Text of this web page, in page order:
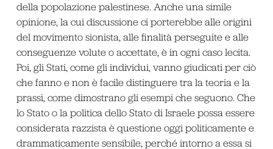
della popolazione palestinese. Anche una simile
opinione, la cui discussione ci porterebbe alle origini
del movimento sionista, alle finalità perseguite e alle
conseguenze volute o accettate, è in ogni caso lecita.
Poi, gli Stati, come gli individui, vanno giudicati per ciò
che fanno e non è facile distinguere tra la teoria e la
prassi, come dimostrano gli esempi che seguono. Che
lo Stato o la politica dello Stato di Israele possa essere
considerata razzista è questione oggi politicamente e
drammaticamente sensibile, perché intorno a essa si